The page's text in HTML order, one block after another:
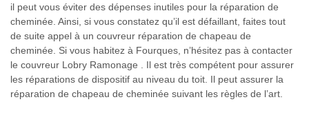
il peut vous éviter des dépenses inutiles pour la réparation de
cheminée. Ainsi, si vous constatez qu’il est défaillant, faites tout
de suite appel à un couvreur réparation de chapeau de
cheminée. Si vous habitez à Fourques, n’hésitez pas à contacter
le couvreur Lobry Ramonage . Il est très compétent pour assurer
les réparations de dispositif au niveau du toit. Il peut assurer la
réparation de chapeau de cheminée suivant les règles de l’art.